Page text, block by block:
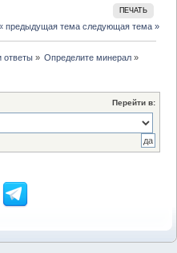
ПЕЧАТЬ
предыдущая тема следующая тема »
ответы» Определите минерал»
Перейти в: